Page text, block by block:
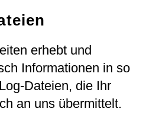
erhebt und
Informationen in so
Dateien, die Ihr
an uns übermittelt.